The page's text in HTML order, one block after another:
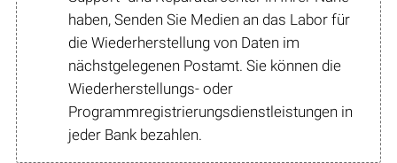
haben, Senden Sie Medien an das Labor für
die Wiederherstellung von Daten im
nächstgelegenen Postamt. Sie können die
Wiederherstellungs- oder
Programmregistrierungsdienstleistungen in
jeder Bank bezahlen.